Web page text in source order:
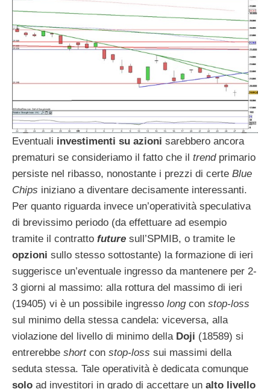
Eventuali investimenti su azioni sarebbero ancora
prematuri se consideriamo il fatto che il trendprimario
persiste nel ribasso, nonostante i prezzi di certe Blue
Chips iniziano a diventare decisamente interessanti.
Per quanto riguarda invece un’operatività speculativa
di brevissimo periodo (da effettuare ad esempio
tramite il contratto future sull’SPMIB, o tramite le
opzioni sullo stesso sottostante) la formazione di ieri
suggerisce un’eventuale ingresso da mantenere per 2-
3 giorni al massimo: alla rottura del massimo di ieri
(19405) vi è un possibile ingresso longcon stop-loss
sul minimo della stessa candela: viceversa, alla
violazione del livello di minimo della Doji (18589) si
entrerebbe shortcon stop-loss sui massimi della
seduta stessa. Tale operatività è dedicata comunque
solo ad investitori in grado di accettare un alto livello